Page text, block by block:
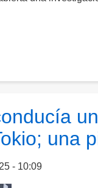
una
- 10:09